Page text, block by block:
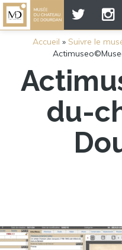
Accueil » Suivre le
du-